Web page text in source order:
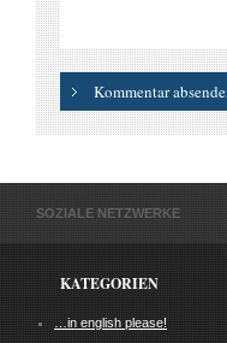
SOZIALE NETZWERKE
KATEGORIEN
…in english please!